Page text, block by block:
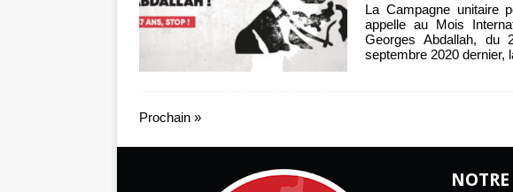
La Campagne unitaire
appelle au Mois
Georges Abdallah, du
septembre 2020 dernier,
Prochain »